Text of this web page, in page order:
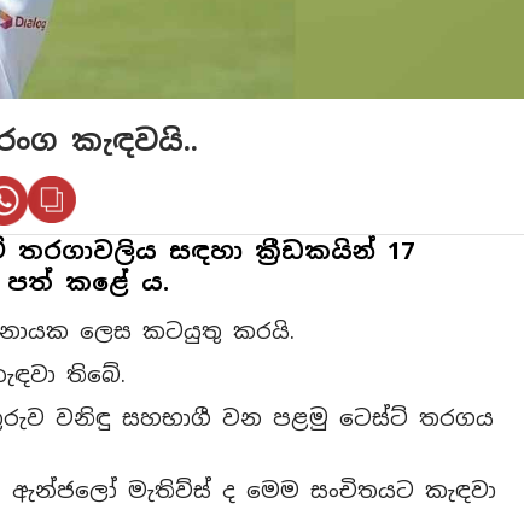
කැඳවයි..
තරගාවලිය සඳහා ක්‍රීඩකයින් 17
පත් කළේ ය.
ලෙස කටයුතු කරයි.
තිබේ.
වනිඳු සහභාගී වන පළමු ටෙස්ට් තරගය
මැතිව්ස් ද මෙම සංචිතයට කැඳවා